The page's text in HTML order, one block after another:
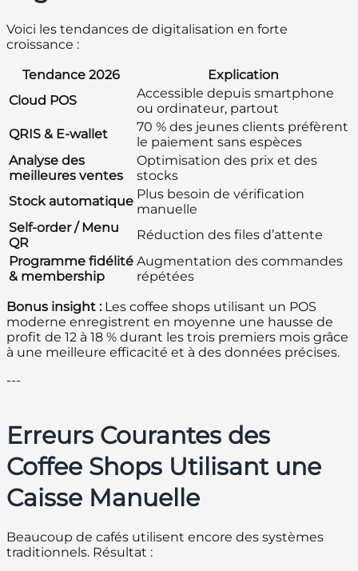
Voici les tendances de digitalisation en forte
croissance :
Tendance 2026
Explication
Cloud POS
Accessible depuis smartphone
ou ordinateur, partout
QRIS & E-wallet
70 % des jeunes clients préfèrent
le paiement sans espèces
Analyse des
meilleures ventes
Optimisation des prix et des
stocks
Stock automatique Plus besoin de vérification
manuelle
Self-order / Menu
QR
Réduction des files d’attente
Programme fidélité
& membership
Augmentation des commandes
répétées
Bonus insight :Les coffee shops utilisant un POS
moderne enregistrent en moyenne une hausse de
profit de 12 à 18 % durant les trois premiers mois grâce
à une meilleure efficacité et à des données précises.
---
Erreurs Courantes des
Coffee Shops Utilisant une
Caisse Manuelle
Beaucoup de cafés utilisent encore des systèmes
traditionnels. Résultat :